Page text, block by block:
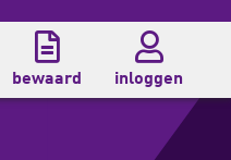
bewaard inloggen